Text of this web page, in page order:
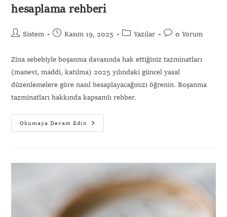
hesaplama rehberi
Sistem Kasım 19, 2025 Yazılar 0 Yorum
Zina sebebiyle boşanma davasında hak ettiğiniz tazminatları
(manevi, maddi, katılma) 2025 yılındaki güncel yasal
düzenlemelere göre nasıl hesaplayacağınızı öğrenin. Boşanma
tazminatları hakkında kapsamlı rehber.
Okumaya Devam Edin